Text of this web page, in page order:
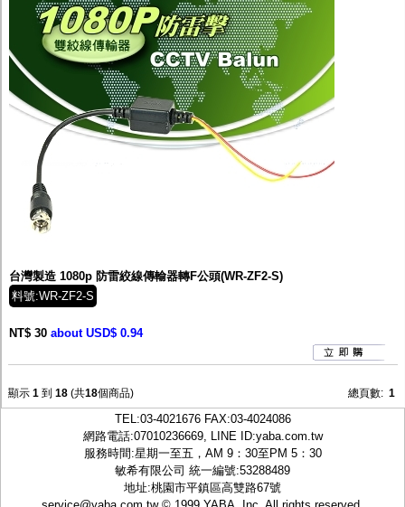
台灣製造 1080p 防雷絞線傳輸器轉F公頭(WR-ZF2-S)
料號:WR-ZF2-S
NT$ 30 about USD$ 0.94
顯示 1 到 18 (共18個商品) 總頁數: 1
TEL:03-4021676FAX:03-4024086
網路電話:07010236669, LINE ID:yaba.com.tw
服務時間:星期一至五，AM 9：30至PM 5：30
敏希有限公司 統一編號:53288489
地址:桃園市平鎮區高雙路67號